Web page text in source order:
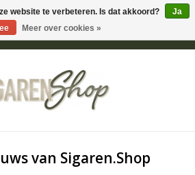
van Sigaren.Shop
website te verbeteren. Is dat akkoord?
Ja
Meer over cookies »